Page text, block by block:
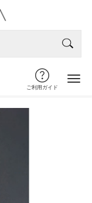
ご利用ガイド